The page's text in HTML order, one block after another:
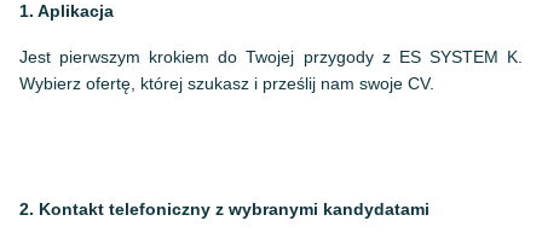
1. Aplikacja
Jest pierwszym krokiem do Twojej przygody z ES SYSTEM K.
Wybierz ofertę, której szukasz i prześlij nam swoje CV.
2. Kontakt telefoniczny z wybranymi kandydatami